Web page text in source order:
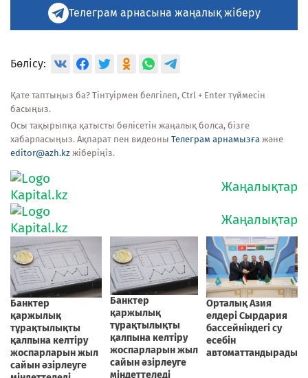
Телеграм арнасына жаңалық жіберу
Бөлісу:
Қате таптыңыз ба? Тінтуірмен белгілеп, Ctrl + Enter түймесін
басыңыз.
Осы тақырыпқа қатысты бөлісетін жаңалық болса, бізге
хабарласыңыз. Ақпарат пен видеоны Телеграм арнамызға және
editor@azh.kz жіберіңіз.